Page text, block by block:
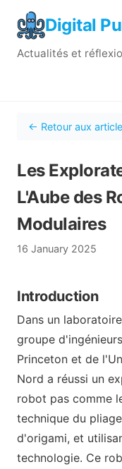
Digital
Actualités et
← Retour aux
Les
L'Aube des
Modulaires
16 January 2025
Introduction
Dans un
groupe
Princeton et de
Nord a réussi un
robot pas comme
technique du
d'origami, et
technologie. Ce